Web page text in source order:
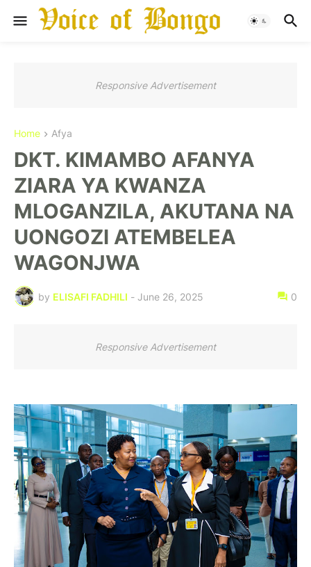
Responsive Advertisement
Home Afya
DKT. KIMAMBO AFANYA
ZIARA YA KWANZA
MLOGANZILA, AKUTANA NA
UONGOZI ATEMBELEA
WAGONJWA
by ELISAFI FADHILI - June 26, 2025 0
Responsive Advertisement